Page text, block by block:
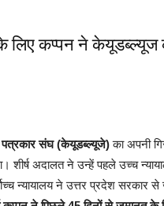
कप्पन ने केयूडब्ल्यूज
पत्रकार संघ (केयूडब्ल्यूजे)का अपनी
शीर्ष अदालत ने उन्हें पहले उच्च
न्यायालय ने उत्तर प्रदेश सरकार से